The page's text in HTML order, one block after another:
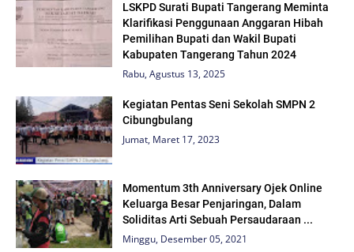
LSKPD Surati Bupati Tangerang Meminta
Klarifikasi Penggunaan Anggaran Hibah
Pemilihan Bupati dan Wakil Bupati
Kabupaten Tangerang Tahun 2024
Rabu, Agustus 13, 2025
Kegiatan Pentas Seni Sekolah SMPN 2
Cibungbulang
Jumat, Maret 17, 2023
Momentum 3th Anniversary Ojek Online
Keluarga Besar Penjaringan, Dalam
Soliditas Arti Sebuah Persaudaraan ...
Minggu, Desember 05, 2021